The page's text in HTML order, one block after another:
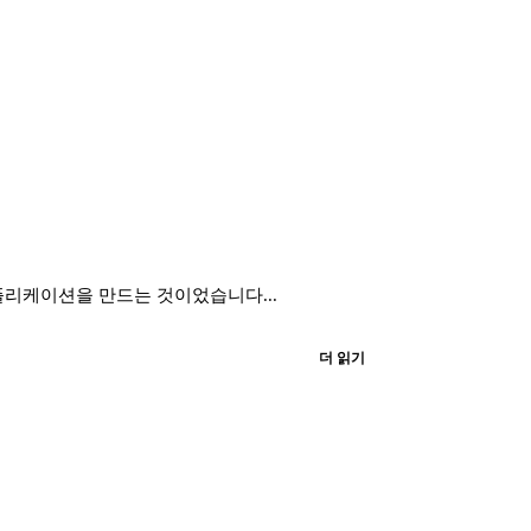
케이션을 만드는 것이었습니다...
더 읽기